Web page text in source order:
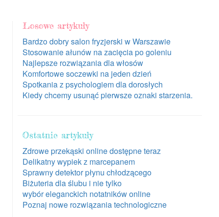
Losowe artykuły
Bardzo dobry salon fryzjerski w Warszawie
Stosowanie ałunów na zacięcia po goleniu
Najlepsze rozwiązania dla włosów
Komfortowe soczewki na jeden dzień
Spotkania z psychologiem dla dorosłych
Kiedy chcemy usunąć pierwsze oznaki starzenia.
Ostatnie artykuły
Zdrowe przekąski online dostępne teraz
Delikatny wypiek z marcepanem
Sprawny detektor płynu chłodzącego
Biżuteria dla ślubu i nie tylko
wybór eleganckich notatników online
Poznaj nowe rozwiązania technologiczne